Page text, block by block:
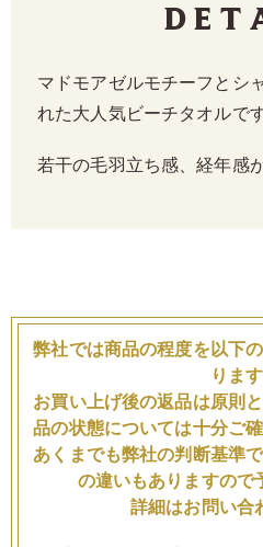
マドモアゼルモチーフとシ
れた大人気ビーチタオルで
若干の毛羽立ち感、経年感
弊社では商品の程度を以下
ります
お買い上げ後の返品は原則
品の状態については十分ご
あくまでも弊社の判断基準
の違いもありますので
詳細はお問い合